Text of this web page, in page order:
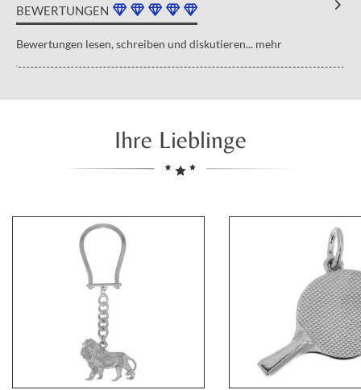
BEWERTUNGEN
Bewertungen lesen, schreiben und diskutieren... mehr
Ihre Lieblinge